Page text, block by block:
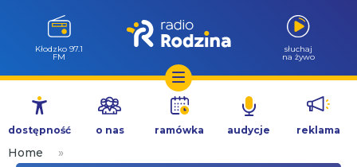
Przejdź
treści
Kłodzko 97.1
FM
słuchaj
na żywo
dostępność o nas ramówka audycje reklama
Home
»